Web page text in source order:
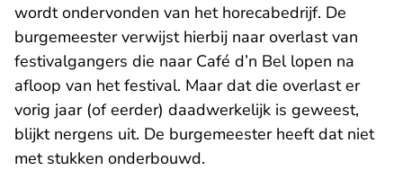
wordt ondervonden van het horecabedrijf. De
burgemeester verwijst hierbij naar overlast van
festivalgangers die naar Café d’n Bel lopen na
afloop van het festival. Maar dat die overlast er
vorig jaar (of eerder) daadwerkelijk is geweest,
blijkt nergens uit. De burgemeester heeft dat niet
met stukken onderbouwd.